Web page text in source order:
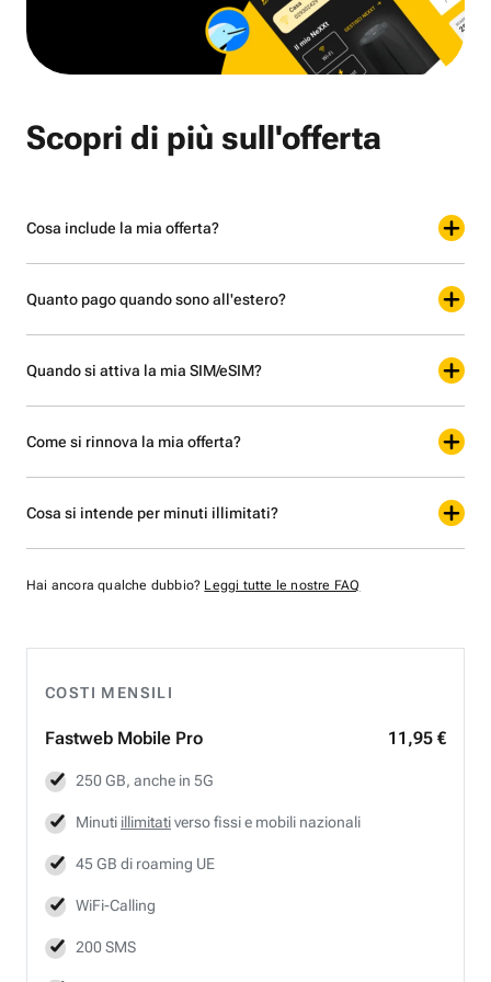
COSTI MENSILI
Fastweb Mobile Pro 11,95 €
250 GB, anche in 5G
Minuti illimitativerso fissi e mobili nazionali
45 GB di roaming UE
WiFi-Calling
200 SMS
Scopri di più sull'offerta
Cosa include la mia offerta?
Quanto pago quando sono all'estero?
Quando si attiva la mia SIM/eSIM?
Come si rinnova la mia offerta?
Cosa si intende per minuti illimitati?
Hai ancora qualche dubbio? Leggi tutte le nostre FAQ